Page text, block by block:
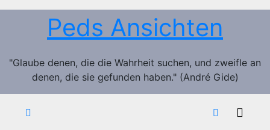
Zum
Peds Ansichten
"Glaube denen, die die Wahrheit suchen, und zweifle an
denen, die sie gefunden haben." (André Gide)